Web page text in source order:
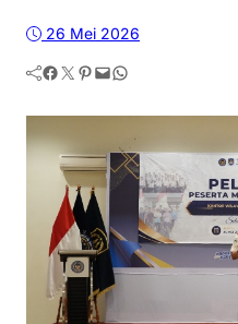
26 Mei 2026
Facebook Twitter Pinterest Mail WhatsApp